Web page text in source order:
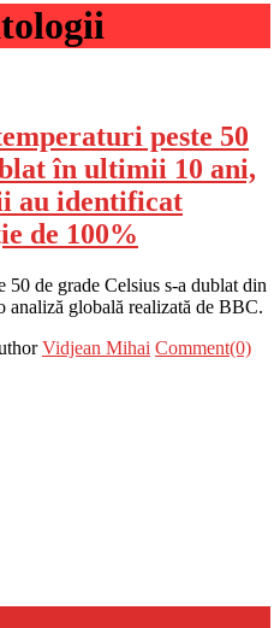
peste 50
în ultimii 10 ani,
au identificat
de 100%
de grade Celsius s-a dublat din
analiză globală realizată de BBC.
Vidjean Mihai Comment(0)